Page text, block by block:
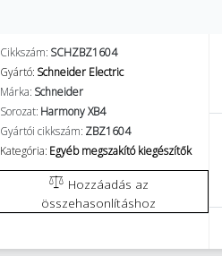
Cikkszám: SCHZBZ1604
Gyártó: Schneider Electric
Márka: Schneider
Sorozat: Harmony XB4
Gyártói cikkszám: ZBZ1604
Kategória: Egyéb megszakító kiegészítők
összehasonlításhoz